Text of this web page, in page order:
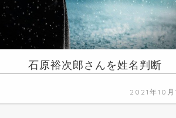
石原裕次郎さんを姓名判断
2021年10月